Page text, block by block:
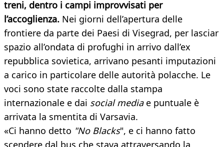
treni, dentro i campi improvvisati per
l’accoglienza. Nei giorni dell’apertura delle
frontiere da parte dei Paesi di Visegrad, per lasciar
spazio all’ondata di profughi in arrivo dall’ex
repubblica sovietica, arrivano pesanti imputazioni
a carico in particolare delle autorità polacche. Le
voci sono state raccolte dalla stampa
internazionale e dai social mediae puntuale è
arrivata la smentita di Varsavia.
«Ci hanno detto "No Blacks", e ci hanno fatto
scendere dal bus che stava attraversando la